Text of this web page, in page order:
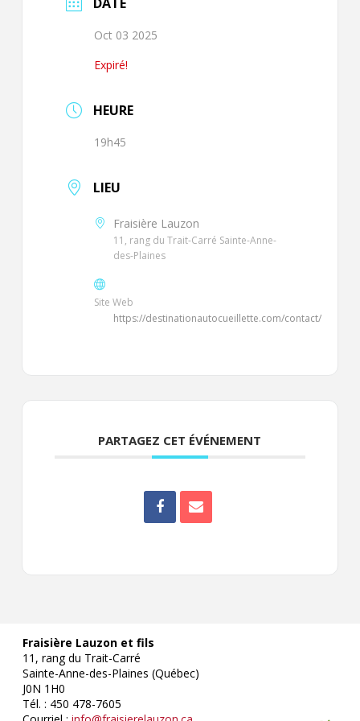
Oct 03 2025
Expiré!
HEURE
19h45
LIEU
Fraisière Lauzon
11, rang du Trait-Carré Sainte-Anne-
des-Plaines
Site Web
https://destinationautocueillette.com/contact/
PARTAGEZ CET ÉVÉNEMENT
Fraisière Lauzon et fils
11, rang du Trait-Carré
Sainte-Anne-des-Plaines (Québec)
J0N 1H0
Tél. : 450 478-7605